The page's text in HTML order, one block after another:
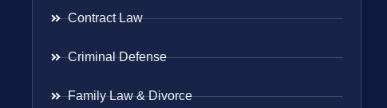
Contract Law
Criminal Defense
Family Law & Divorce